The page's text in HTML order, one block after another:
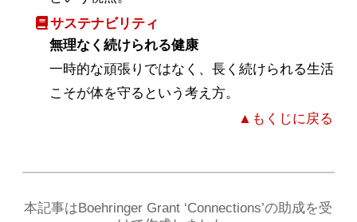
サステナビリティ
無理なく続けられる健康
一時的な頑張りではなく、長く続けられる生活
こそが体を守るという考え方。
▲もくじに戻る
本記事はBoehringer Grant ‘Connections’の助成を受